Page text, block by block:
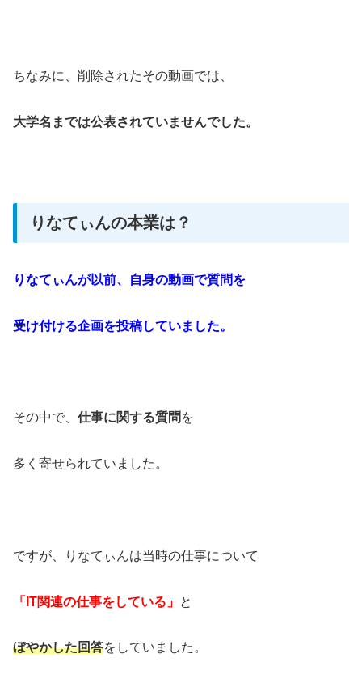
ちなみに、削除されたその動画では、
大学名までは公表されていませんでした。
りなてぃんの本業は？
りなてぃんが以前、自身の動画で質問を
受け付ける企画を投稿していました。
その中で、 仕事に関する質問 を
多く寄せられていました。
ですが、りなてぃんは当時の仕事について
「IT関連の仕事をしている」 と
ぼやかした回答をしていました。